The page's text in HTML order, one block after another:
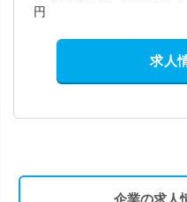
円
求人
企業の求人